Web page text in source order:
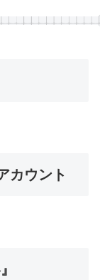
カウント